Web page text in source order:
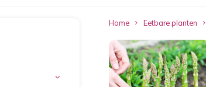
Home Eetbare planten